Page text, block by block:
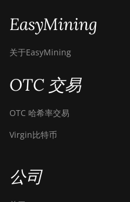
EasyMining
关于EasyMining
OTC 交易
OTC 哈希率交易
Virgin比特币
公司